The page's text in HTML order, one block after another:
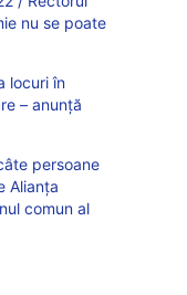
nu se poate
locuri în
– anunță
persoane
Alianța
comun al